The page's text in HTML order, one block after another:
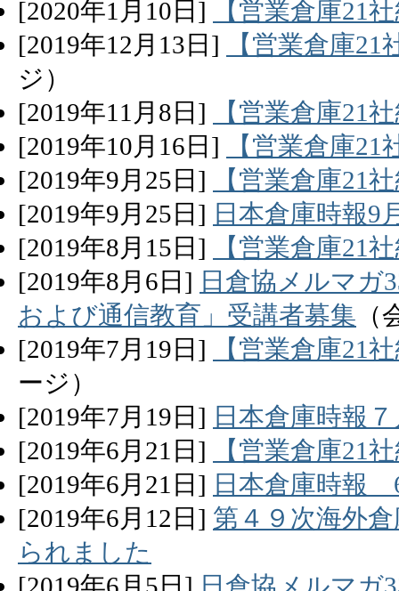
[2020年1 月 10 日]
【営業倉庫21
[2019年12 月 13 日]
【営業倉庫
ジ）
[2019年11 月 8 日]
【営業倉庫21
[2019年10月 16 日]
【営業倉庫
[2019年9月 25 日]
【営業倉庫21
[2019年9月 25 日] 日本倉庫時報9
[2019年8月 15 日]
【営業倉庫21
[2019年8月 6 日] 日倉協メルマガ
および通信教育」受講者募集
[2019年7月 19 日]
【営業倉庫21
ージ）
[2019年7月 19 日] 日本倉庫時報
[2019年6月 21 日]
【営業倉庫21
[2019年6月 21 日] 日本倉庫時報
[2019年6月 12 日] 第４９次海外
られました